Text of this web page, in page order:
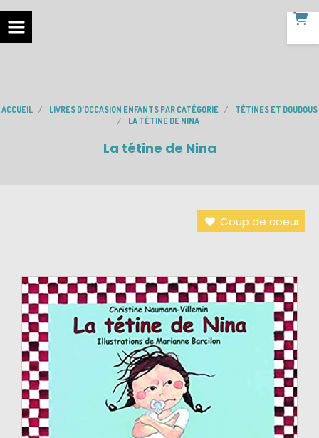
ACCUEIL LIVRES D'OCCASION ENFANTS PAR CATÉGORIE
TÉTINES ET DOUDOUS
LA TÉTINE DE NINA
La tétine de Nina
Coup de coeur